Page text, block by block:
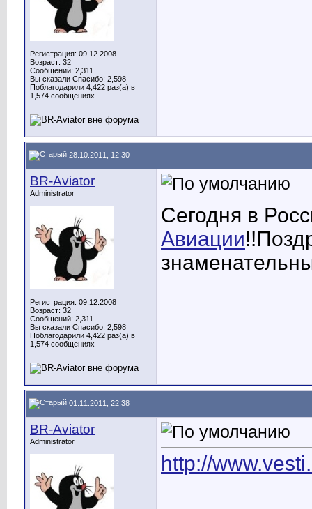
Регистрация: 09.12.2008
Возраст: 32
Сообщений: 2,311
Вы сказали Спасибо: 2,598
Поблагодарили 4,422 раз(а) в
1,574 сообщениях
28.10.2011, 12:30
BR-Aviator
Administrator
Регистрация: 09.12.2008
Возраст: 32
Сообщений: 2,311
Вы сказали Спасибо: 2,598
Поблагодарили 4,422 раз(а) в
1,574 сообщениях
Сегодня в
Авиации
01.11.2011, 22:38
BR-Aviator
Administrator
http://